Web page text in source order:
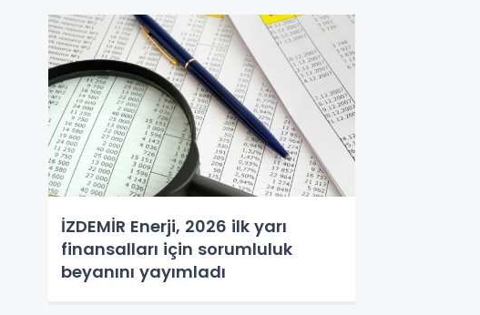
İZDEMİR Enerji, 2026 ilk yarı
finansalları için sorumluluk
beyanını yayımladı